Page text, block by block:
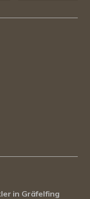
in Gräfelfing